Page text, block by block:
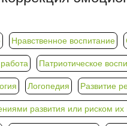
Нравственное воспитание
Патриотическое
Логопедия Развитие
развития или риском их